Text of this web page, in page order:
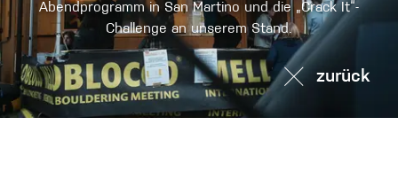
Abendprogramm in San Martino und die „Crack It“-
Challenge an unserem Stand.
zurück